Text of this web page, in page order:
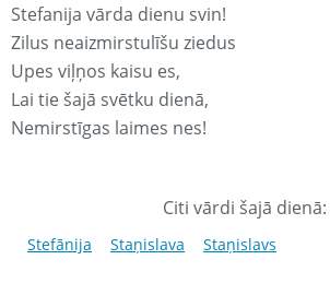
Stefanija vārda dienu svin!
Zilus neaizmirstulīšu ziedus
Upes viļņos kaisu es,
Lai tie šajā svētku dienā,
Nemirstīgas laimes nes!
Citi vārdi šajā dienā:
Stefānija Staņislava Staņislavs